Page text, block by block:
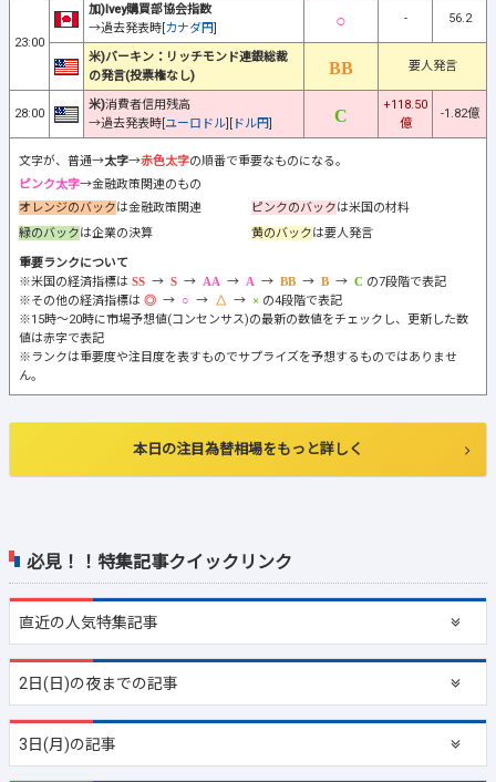
必見！！特集記事クイックリンク
直近の人気特集記事
2日(日)の夜までの記事
3日(月)の記事
23:00
加)Ivey購買部協会指数
→過去発表時[カナダ円]
- 56.2
米)バーキン：リッチモンド連銀総裁
の発言(投票権なし)
要人発言
28:00
米)消費者信用残高
→過去発表時[ユーロドル][ ドル円]
+118.50
億
-1.82億
文字が、普通→太字→赤色太字の順番で重要なものになる。
ピンク太字→金融政策関連のもの
オレンジのバックは金融政策関連 ピンクのバックは米国の材料
緑のバックは企業の決算 黄のバックは要人発言
重要ランクについて
※米国の経済指標は
→ → → → → →
の7段階で表記
※その他の経済指標は
→ → →
の4段階で表記
※15時～20時に市場予想値(コンセンサス)の最新の数値をチェックし、更新した数
値は赤字で表記
※ランクは重要度や注目度を表すものでサプライズを予想するものではありませ
ん。
本日の注目為替相場をもっと詳しく